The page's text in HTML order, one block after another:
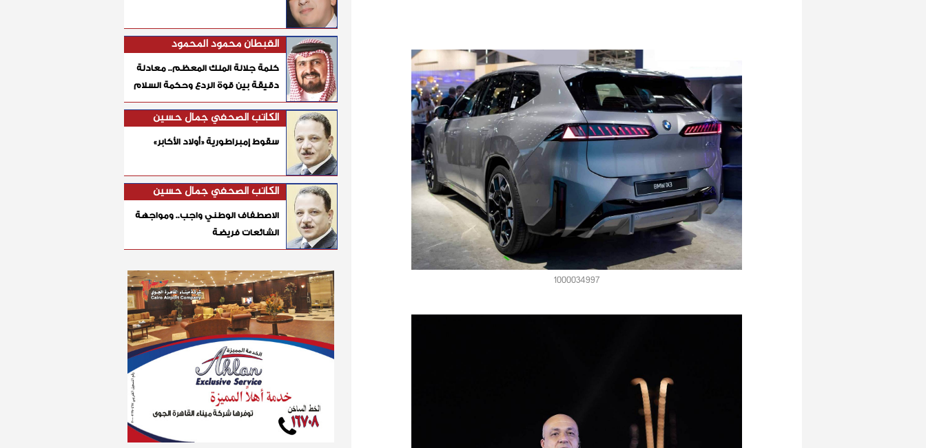
1000034997
القبطان محمود المحمود
كلمة جلالة الملك المعظم.. معادلة
دقيقة بين قوة الردع وحكمة السلام
الكاتب الصحفي جمال حسين
سقوط إمبراطورية «أولاد الأكابر»
الكاتب الصحفي جمال حسين
الاصطفاف الوطني واجب.. ومواجهة
الشائعات فريضة